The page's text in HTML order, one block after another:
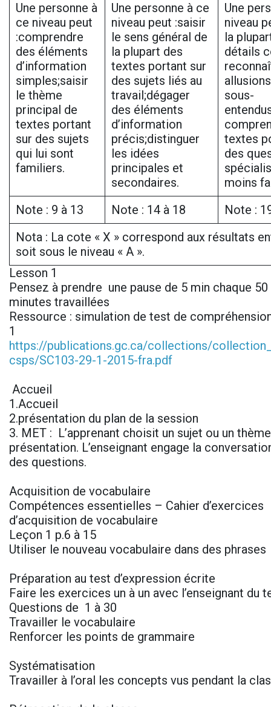
Une personne à
ce niveau peut
:comprendre
des éléments
d’information
simples;saisir
le thème
principal de
textes portant
sur des sujets
qui lui sont
familiers.
Une personne à ce
niveau peut :saisir
le sens général de
la plupart des
textes portant sur
des sujets liés au
travail;dégager
des éléments
d’information
précis;distinguer
les idées
principales et
secondaires.
Une
niveau
la
détails
sous-
textes
des
moins
Note : 9 à 13
Note : 14 à 18
Note :
Nota : La cote « X » correspond aux résultats
soit sous le niveau « A ».
Lesson 1
Pensez à prendre une pause de 5 min chaque 50
minutes travaillées
Ressource : simulation de test de
1
https://publications.gc.ca/collections/
csps/SC103-29-1-2015-fra.pdf
Accueil
1.Accueil
2.présentation du plan de la session
3. MET : L’apprenant choisit un sujet ou un
présentation. L’enseignant engage la
des questions.
Acquisition de vocabulaire
Compétences essentielles – Cahier d’exercices
d’acquisition de vocabulaire
Leçon 1 p.6 à 15
Utiliser le nouveau vocabulaire dans des phrases
Préparation au test d’expression écrite
Faire les exercices un à un avec l’enseignant du
Questions de 1 à 30
Travailler le vocabulaire
Renforcer les points de grammaire
Systématisation
Travailler à l’oral les concepts vus pendant la